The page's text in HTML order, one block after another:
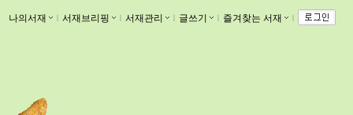
나의서재 ｌ 서재브리핑 ｌ 서재관리 ｌ 글쓰기 ｌ 즐겨찾는 서재 ｌ